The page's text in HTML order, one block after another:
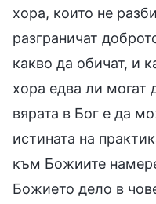
хора, които не
разграничат
какво да обичат, и
хора едва ли могат
вярата в Бог е да
истината на
към Божиите
Божието дело в